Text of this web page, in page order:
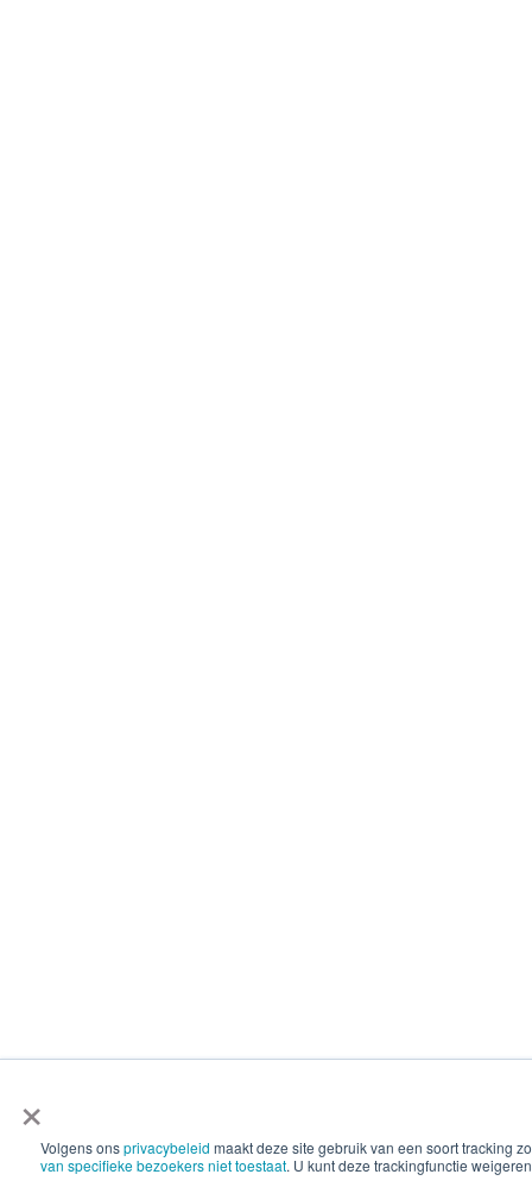
×
Volgens onsprivacybeleid maakt deze site gebruik van een soort tracking
van specifieke bezoekers niet toestaat. U kunt deze trackingfunctie